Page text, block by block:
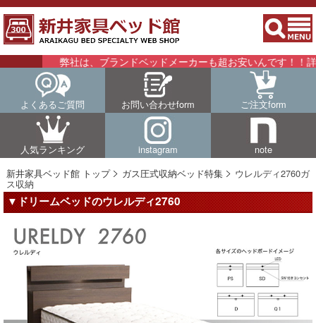
弊社は、ブランドベッドメーカーも超お安いんです！！詳細は
よくあるご質問 お問い合わせform ご注文form
人気ランキング instagram
note
新井家具ベッド館 トップ
ガス圧式収納ベッド特集 ウレルディ2760ガ
ス収納
▼ドリームベッドのウレルディ2760